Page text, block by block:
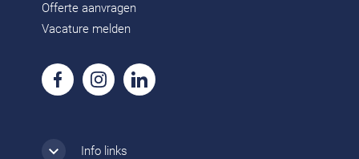
Offerte aanvragen
Vacature melden
Info links